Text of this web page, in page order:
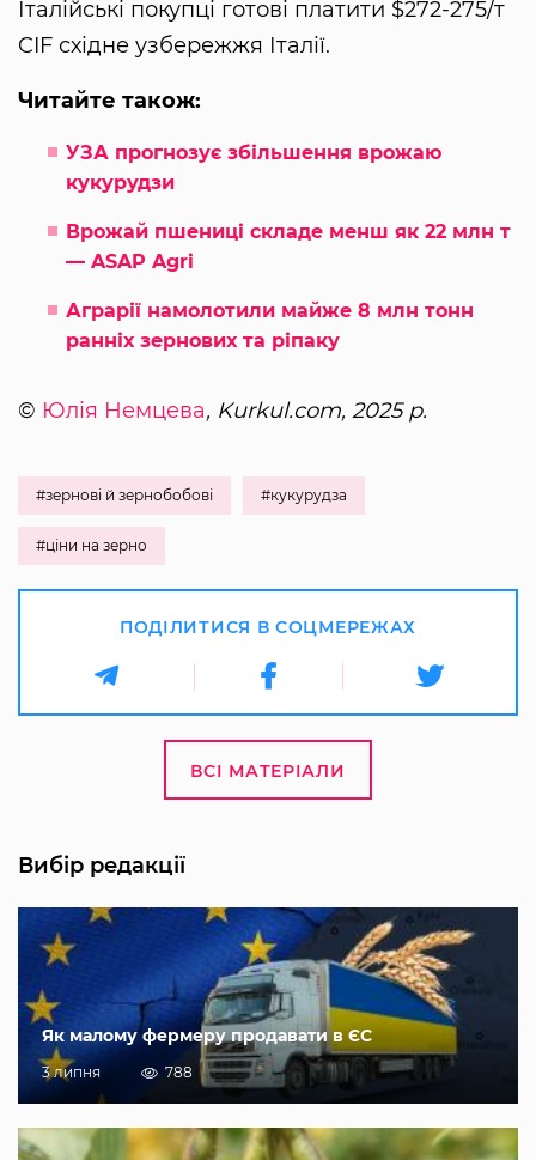
Італійські покупці готові платити $272-275/т
CIF східне узбережжя Італії.
Читайте також:
УЗА прогнозує збільшення врожаю
кукурудзи
Врожай пшениці складе менш як 22 млн т
— ASAP Agri
Аграрії намолотили майже 8 млн тонн
ранніх зернових та ріпаку
© Юлія Немцева, Kurkul.com, 2025 р.
#зернові й зернобобові #кукурудза
#ціни на зерно
ПОДІЛИТИСЯ В СОЦМЕРЕЖАХ
ВСІ МАТЕРІАЛИ
Вибір редакції
Як малому фермеру продавати в ЄС
3 липня 788